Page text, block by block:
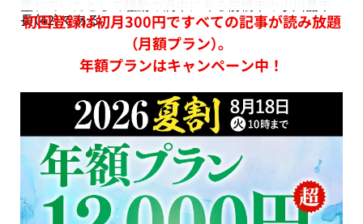
長（42）である。
初回登録は初月300円ですべての記事が読み放題
（月額プラン）。
年額プランはキャンペーン中！